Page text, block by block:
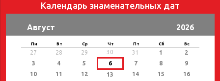
Календарь знаменательных дат
Август 2026
Пн Вт Ср Чт Пт Сб Вс
27 28 29 30 31 1
2
3
4 5 6 7 8
9
10
11 12 13 14 15
16